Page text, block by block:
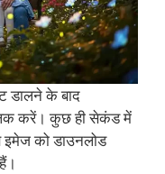
डालने के बाद
करें। कुछ ही सेकंड में
को डाउनलोड